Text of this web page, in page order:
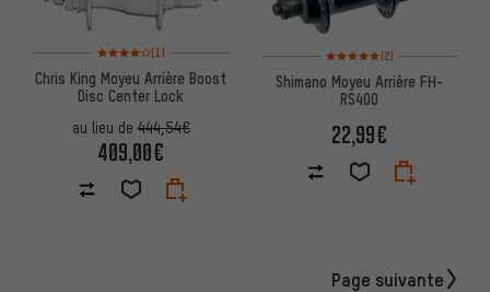
Note moyenne : 4 sur 5 d'après 1 avis
(1)
Chris King Moyeu Arrière Boost
Disc Center Lock
au lieu de444,54€
409,00€
Note moyenne : 5 sur 5
(2)
Shimano Moyeu Arrière FH-
RS400
22,99€
Page suivante